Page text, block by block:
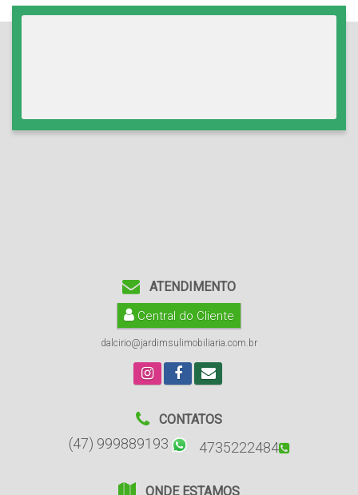
ATENDIMENTO
Central do Cliente
dalcirio@jardimsulimobiliaria.com.br
CONTATOS
(47) 999889193 4735222484
ONDE ESTAMOS